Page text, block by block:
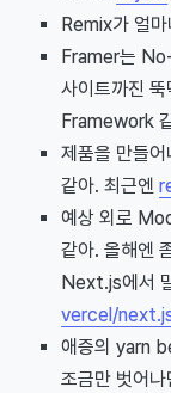
Remix가 얼
Framer는
사이트까진
Framework
제품을 만들
같아. 최근엔
예상 외로
같아. 올해엔
Next.js에서
vercel/
애증의 yarn
조금만 벗어